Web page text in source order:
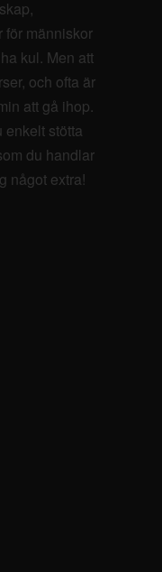
för människor
kul. Men att
och ofta är
att gå ihop.
enkelt stötta
du handlar
något extra!